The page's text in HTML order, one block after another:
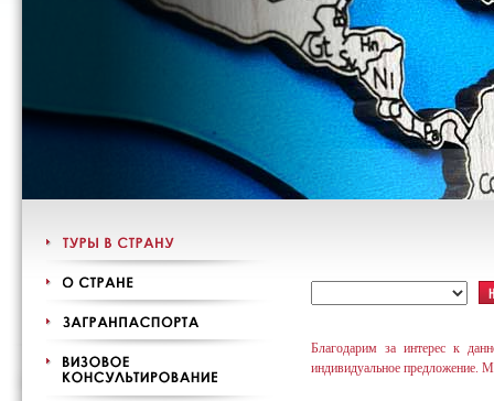
Благодарим за интерес к
индивидуальное предложение.